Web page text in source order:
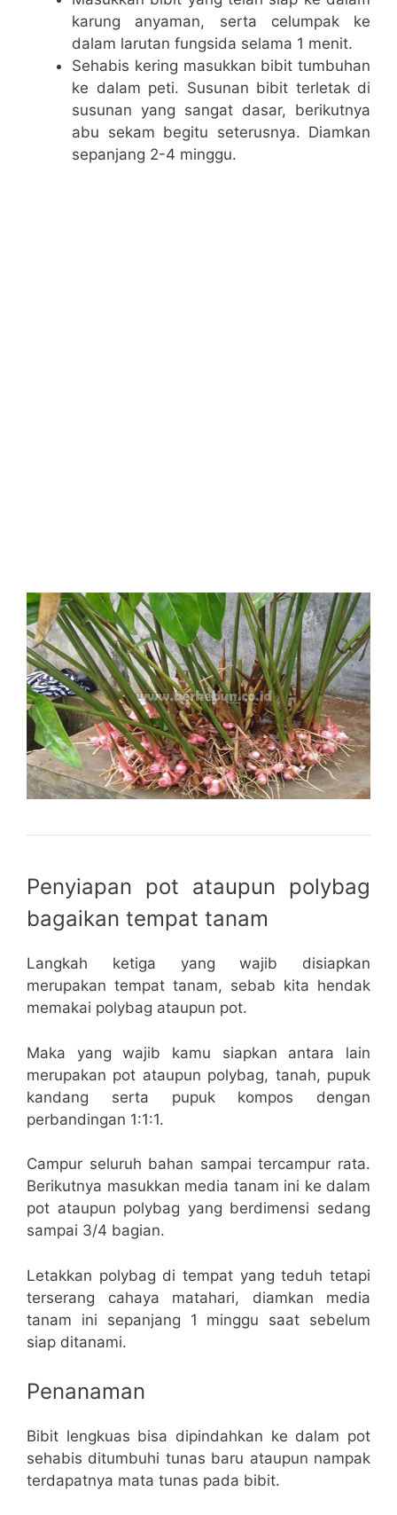
karung anyaman, serta celumpak ke
dalam larutan fungsida selama 1 menit.
Sehabis kering masukkan bibit tumbuhan
ke dalam peti. Susunan bibit terletak di
susunan yang sangat dasar, berikutnya
abu sekam begitu seterusnya. Diamkan
sepanjang 2-4 minggu.
Penyiapan pot ataupun polybag
bagaikan tempat tanam
Langkah ketiga yang wajib disiapkan
merupakan tempat tanam, sebab kita hendak
memakai polybag ataupun pot.
Maka yang wajib kamu siapkan antara lain
merupakan pot ataupun polybag, tanah, pupuk
kandang serta pupuk kompos dengan
perbandingan 1:1:1.
Campur seluruh bahan sampai tercampur rata.
Berikutnya masukkan media tanam ini ke dalam
pot ataupun polybag yang berdimensi sedang
sampai 3/4 bagian.
Letakkan polybag di tempat yang teduh tetapi
terserang cahaya matahari, diamkan media
tanam ini sepanjang 1 minggu saat sebelum
siap ditanami.
Penanaman
Bibit lengkuas bisa dipindahkan ke dalam pot
sehabis ditumbuhi tunas baru ataupun nampak
terdapatnya mata tunas pada bibit.